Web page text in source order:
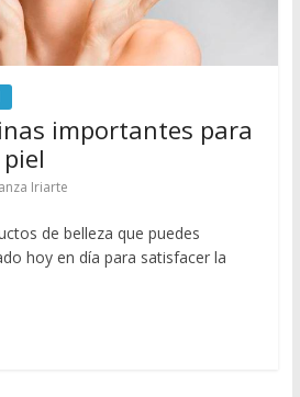
importantes para
Iriarte
de belleza que puedes
hoy en día para satisfacer la